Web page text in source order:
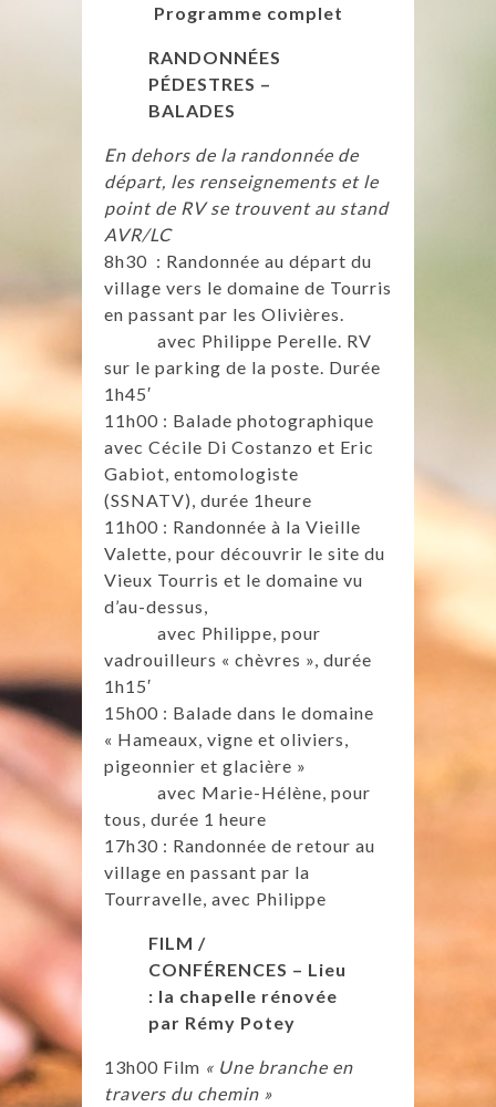
Programme complet
RANDONNÉES
PÉDESTRES –
BALADES
En dehors de la randonnée de
départ, les renseignements et le
point de RV se trouvent au stand
AVR/LC
8h30 : Randonnée au départ du
village vers le domaine de Tourris
en passant par les Olivières.
avec Philippe Perelle. RV
sur le parking de la poste. Durée
1h45′
11h00 : Balade photographique
avec Cécile Di Costanzo et Eric
Gabiot, entomologiste
(SSNATV), durée 1heure
11h00 : Randonnée à la Vieille
Valette, pour découvrir le site du
Vieux Tourris et le domaine vu
d’au-dessus,
avec Philippe, pour
vadrouilleurs « chèvres », durée
1h15′
15h00 : Balade dans le domaine
« Hameaux, vigne et oliviers,
pigeonnier et glacière »
avec Marie-Hélène, pour
tous, durée 1 heure
17h30 : Randonnée de retour au
village en passant par la
Tourravelle, avec Philippe
FILM /
CONFÉRENCES – Lieu
: la chapelle rénovée
par Rémy Potey
13h00 Film « Une branche en
travers du chemin »